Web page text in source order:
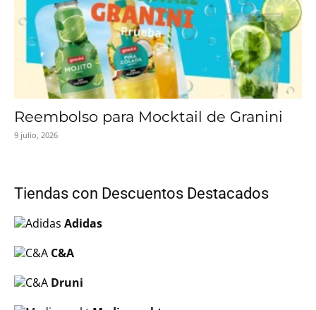
Reembolso para Mocktail de Granini
9 julio, 2026
Tiendas con Descuentos Destacados
Adidas
C&A
Druni